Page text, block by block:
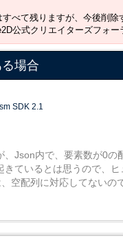
べて残りますが、今後削除
公式クリエイターズフォー
場合
SDK 2.1
Json内で、要素数が0
ているとは思うので、ヒ
空配列に対応してないの